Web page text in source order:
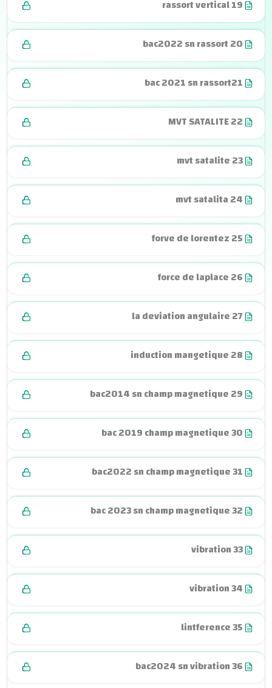
rassort vertical 19
bac2022 sn rassort 20
bac 2021 sn rassort21
MVT SATALITE 22
mvt satalite 23
mvt satalita 24
forve de lorentez 25
force de laplace 26
la deviation angulaire 27
induction mangetique 28
bac2014 sn champ magnetique 29
bac 2019 champ magnetique 30
bac2022 sn champ magnetique 31
bac 2023 sn champ magnetique 32
vibration 33
vibration 34
lintference 35
bac2024 sn vibration 36